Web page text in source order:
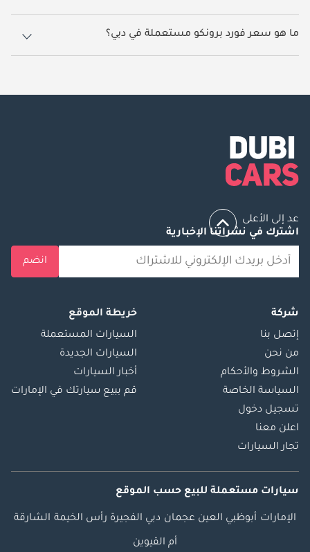
23 سيارة فورد برونكو مستعملة متوفرة للبيع في دبي.
ما هو سعر فورد برونكو مستعملة في دبي؟
يبدأ سعر سيارة فورد برونكو مستعملة في دبي 124,439.
عد إلى الأعلى
اشترك في نشراتنا الإخبارية
انضم
شركة
إتصل بنا
من نحن
الشروط والأحكام
السياسة الخاصة
تسجيل دخول
اعلن معنا
تجار السيارات
خريطة الموقع
السيارات المستعملة
السيارات الجديدة
أخبار السيارات
قم ببيع سيارتك في الإمارات
سيارات مستعملة للبيع حسب الموقع
الإمارات أبوظبي العين عجمان دبي الفجيرة رأس الخيمة الشارقة
أم القيوين